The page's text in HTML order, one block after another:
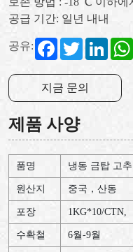
공급 기간: 일년 내내
공유: FacebookTwitter
지금 문의
제품 사양
품명 냉동 금탑 고추
원산지 중국，산동
포장 1KG*10/CTN,
수확철 6월-9월